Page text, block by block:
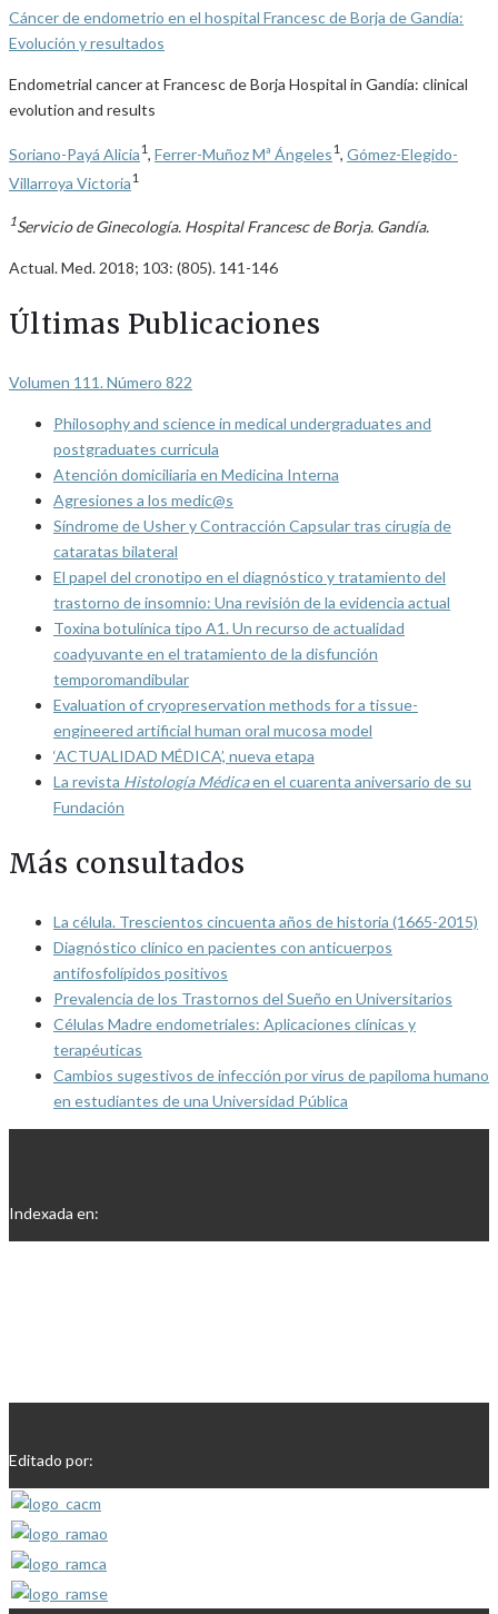
Cáncer de endometrio en el hospital Francesc de Borja de Gandía:
Evolución y resultados
Endometrial cancer at Francesc de Borja Hospital in Gandía: clinical
evolution and results
Soriano-Payá Alicia1, Ferrer-Muñoz Mª Ángeles1, Gómez-Elegido-
Villarroya Victoria1
1Servicio de Ginecología. Hospital Francesc de Borja. Gandía.
Actual. Med. 2018; 103: (805). 141-146
Últimas Publicaciones
Volumen 111. Número 822
Philosophy and science in medical undergraduates and
postgraduates curricula
Atención domiciliaria en Medicina Interna
Agresiones a los medic@s
Síndrome de Usher y Contracción Capsular tras cirugía de
cataratas bilateral
El papel del cronotipo en el diagnóstico y tratamiento del
trastorno de insomnio: Una revisión de la evidencia actual
Toxina botulínica tipo A1. Un recurso de actualidad
coadyuvante en el tratamiento de la disfunción
temporomandibular
Evaluation of cryopreservation methods for a tissue-
engineered artificial human oral mucosa model
‘ACTUALIDAD MÉDICA’, nueva etapa
La revista Histología Médicaen el cuarenta aniversario de su
Fundación
Más consultados
La célula. Trescientos cincuenta años de historia (1665-2015)
Diagnóstico clínico en pacientes con anticuerpos
antifosfolípidos positivos
Prevalencia de los Trastornos del Sueño en Universitarios
Células Madre endometriales: Aplicaciones clínicas y
terapéuticas
Cambios sugestivos de infección por virus de papiloma humano
en estudiantes de una Universidad Pública
Indexada en:
Editado por: